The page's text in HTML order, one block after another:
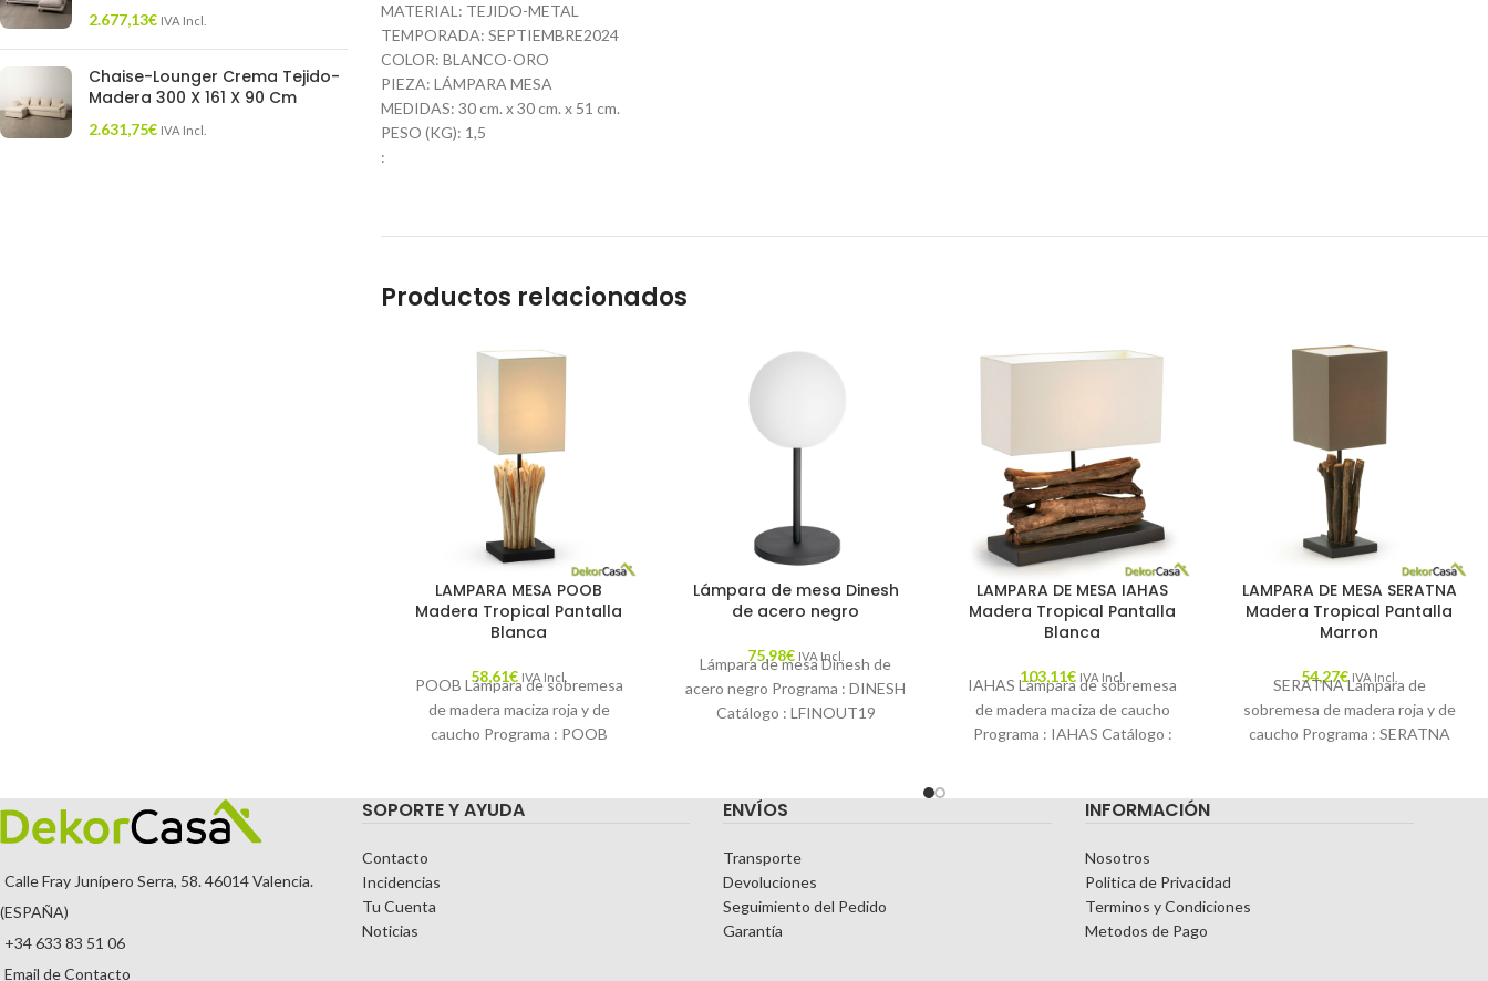
2.677,13€ IVA Incl.
Chaise-Lounger Crema Tejido-
Madera 300 X 161 X 90 Cm
2.631,75€ IVA Incl.
MATERIAL: TEJIDO-METAL
TEMPORADA: SEPTIEMBRE2024
COLOR: BLANCO-ORO
PIEZA: LÁMPARA MESA
MEDIDAS: 30 cm. x 30 cm. x 51 cm.
PESO (KG): 1,5
:
Productos relacionados
LAMPARA MESA POOB
Madera Tropical Pantalla
Blanca
58,61€ IVA Incl.
POOB Lámpara de sobremesa
de madera maciza roja y de
caucho Programa : POOB
Lámpara de mesa Dinesh
de acero negro
75,98€ IVA Incl.
Lámpara de mesa Dinesh de
acero negro Programa : DINESH
Catálogo : LFINOUT19
LAMPARA DE MESA IAHAS
Madera Tropical Pantalla
Blanca
103,11€ IVA Incl.
IAHAS Lámpara de sobremesa
de madera maciza de caucho
Programa : IAHAS Catálogo :
LAMPARA DE MESA SERATNA
Madera Tropical Pantalla
Marron
54,27€ IVA Incl.
SERATNA Lámpara de
sobremesa de madera roja y de
caucho Programa : SERATNA
Calle Fray Junípero Serra, 58. 46014 Valencia.
(ESPAÑA)
+34 633 83 51 06
Email de Contacto
SOPORTE Y AYUDA
Contacto
Incidencias
Tu Cuenta
Noticias
ENVÍOS
Transporte
Devoluciones
Seguimiento del Pedido
Garantía
INFORMACIÓN
Nosotros
Politica de Privacidad
Terminos y Condiciones
Metodos de Pago